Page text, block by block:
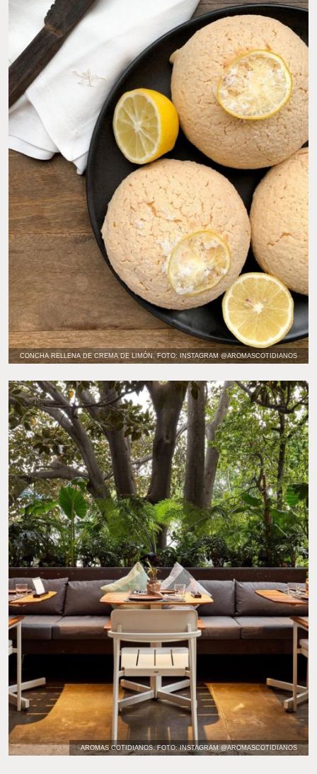
CONCHA RELLENA DE CREMA DE LIMÓN. FOTO: INSTAGRAM @AROMASCOTIDIANOS
AROMAS COTIDIANOS. FOTO: INSTAGRAM @AROMASCOTIDIANOS